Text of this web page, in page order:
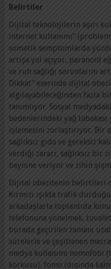
Belirtiler
Dijital teknolojilerin aşırı
internet kullanımı”
somatik semptomlarda
artışa yol açıyor, paranoid
ve ruh sağlığı sorunlarını
Dikkat” eserinde dijital
algılayabileceğinden fazla
tanımlıyor. Sosyal
bedenlerindeki yağ
işlemesini zorlaştırıyor. Bir
sağlıksız gıda ve gereksiz
verdiği zararı, sağlıksız bir
beynine veriyor ve zihin
Dijital obezitenin belirtileri
Kırmızı ışıkta trafik
arkadaşlarla toplantıda
telefonuna yönelmek,
burada geçirilen zamanı
sürelerle ve çeşitlenen
medya kullanımı nomofobi
korkusu), fomo (dışında